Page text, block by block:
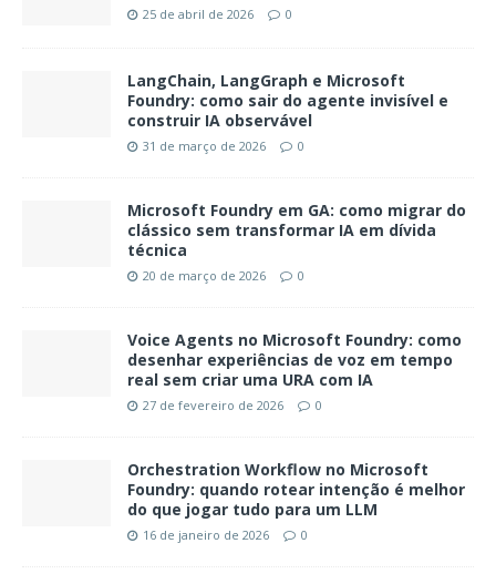
25 de abril de 2026 0
LangChain, LangGraph e Microsoft
Foundry: como sair do agente invisível e
construir IA observável
31 de março de 2026 0
Microsoft Foundry em GA: como migrar do
clássico sem transformar IA em dívida
técnica
20 de março de 2026 0
Voice Agents no Microsoft Foundry: como
desenhar experiências de voz em tempo
real sem criar uma URA com IA
27 de fevereiro de 2026 0
Orchestration Workflow no Microsoft
Foundry: quando rotear intenção é melhor
do que jogar tudo para um LLM
16 de janeiro de 2026 0